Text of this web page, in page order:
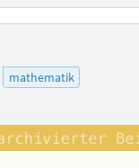
mathematik